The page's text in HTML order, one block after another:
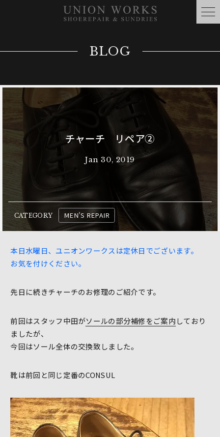
BLOG
チャーチ リペア②
Jan 30, 2019
CATEGORY MEN'S REPAIR
本日水曜日、ユニオンワークスは定休日でございます。
お気を付けください。
先日に続きチャーチのお修理のご紹介です。
前回はスタッフ中田がソールの部分補修をご案内しており
ましたが、
今回はソール全体の交換致しました。
靴は前回と同じ定番のCONSUL